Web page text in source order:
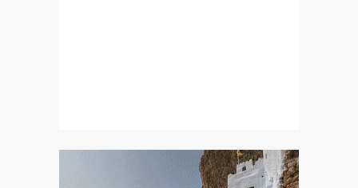
Σαρακήνικο: Στην Αρχή Πολιτικής Αεροπορίας ο